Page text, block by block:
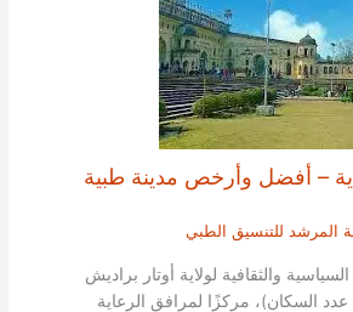
– أفضل وأرخص مدينة طبية
المرشد للتنسيق الطبي
والثقافية لولاية أوتار براديش
عدد السكان)، مركزًا لمرافق الرعاية